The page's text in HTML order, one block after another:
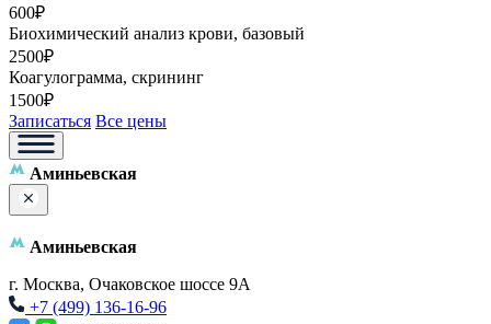
600₽
Биохимический анализ крови, базовый
2500₽
Коагулограмма, скрининг
1500₽
Записаться Все цены
Аминьевская
Аминьевская
г. Москва, Очаковское шоссе 9А
+7 (499) 136-16-96